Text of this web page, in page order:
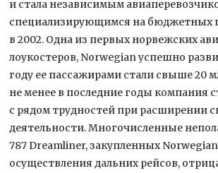
и стала независимым
специализирующимся на бюджетных
в 2002. Одна из первых норвежских
лоукостеров, Norwegian успешно
году ее пассажирами стали свыше 20
не менее в последние годы компания
с рядом трудностей при расширении
деятельности. Многочисленные
787 Dreamliner, закупленных
осуществления дальних рейсов,